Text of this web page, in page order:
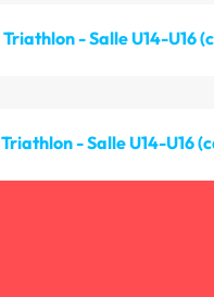
Triathlon - Salle U14-U16
Triathlon - Salle U14-U16